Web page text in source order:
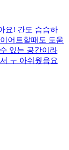
요! 간도 슴슴하
어트할때도 도움
있는 공간이라
ㅜ 아쉬웠음요